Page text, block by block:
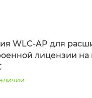
WLC-AP для
лицензии на